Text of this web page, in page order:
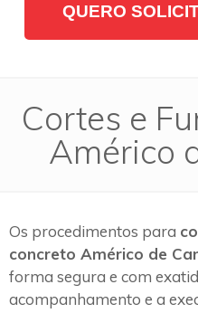
QUERO
Cortes e
Américo
Os procedimentos para
concreto Américo de
forma segura e com
acompanhamento e a